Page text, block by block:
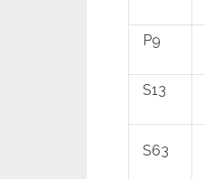
P9
S13
S63